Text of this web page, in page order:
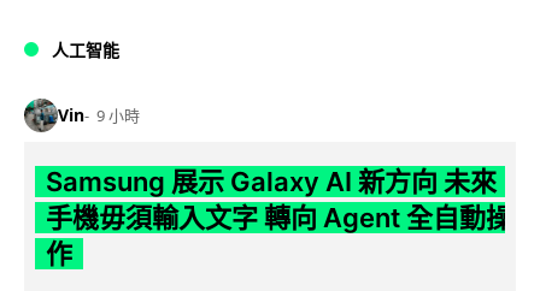
人工智能
Vin 9 小時
Samsung 展示 Galaxy AI 新方向 未來
手機毋須輸入文字 轉向 Agent 全自動操
作